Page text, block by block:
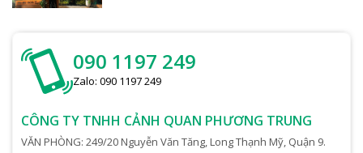
090 1197 249
Zalo: 090 1197 249
CÔNG TY TNHH CẢNH QUAN PHƯƠNG TRUNG
VĂN PHÒNG: 249/20 Nguyễn Văn Tăng, Long Thạnh Mỹ, Quận 9.